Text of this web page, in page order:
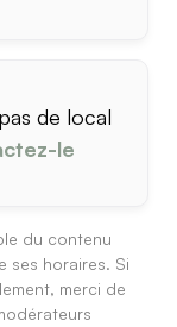
de local
le
du contenu
ses horaires. Si
merci de